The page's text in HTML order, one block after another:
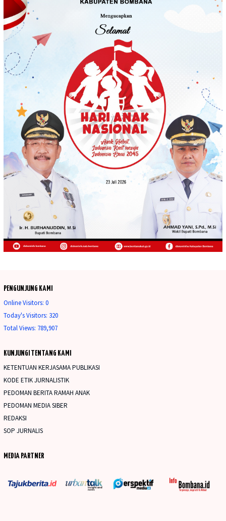
PENGUNJUNG KAMI
Online Visitors: 0
Today's Visitors: 320
Total Views: 789,907
KUNJUNGI TENTANG KAMI
KETENTUAN KERJASAMA PUBLIKASI
KODE ETIK JURNALISTIK
PEDOMAN BERITA RAMAH ANAK
PEDOMAN MEDIA SIBER
REDAKSI
SOP JURNALIS
MEDIA PARTNER